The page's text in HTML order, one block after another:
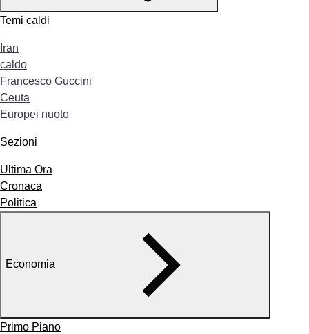
Temi caldi
Iran
caldo
Francesco Guccini
Ceuta
Europei nuoto
Sezioni
Ultima Ora
Cronaca
Politica
Economia
Primo Piano